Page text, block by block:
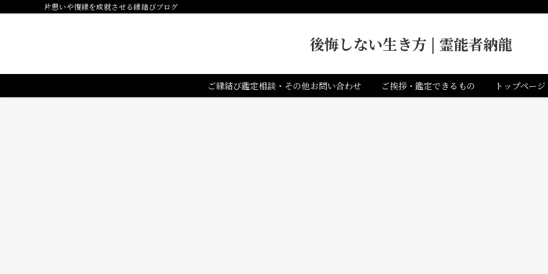
片思いや復縁を成就させる縁結びブログ
後悔しない生き方 | 霊能者納龍
ご縁結び鑑定相談・その他お問い合わせ ご挨拶・鑑定できるもの トップページ